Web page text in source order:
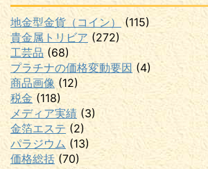
地金型金貨（コイン） (115)
貴金属トリビア (272)
工芸品 (68)
プラチナの価格変動要因 (4)
商品画像 (12)
税金 (118)
メディア実績 (3)
金箔エステ (2)
パラジウム (13)
価格総括(70)